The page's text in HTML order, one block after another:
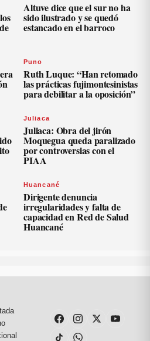
Altuve dice que el sur no ha
sido ilustrado y se quedó
estancado en el barroco
Puno
Ruth Luque: “Han retomado
las prácticas fujimontesinistas
para debilitar a la oposición”
Juliaca
Juliaca: Obra del jirón
Moquegua queda paralizado
por controversias con el
PIAA
Huancané
Dirigente denuncia
irregularidades y falta de
capacidad en Red de Salud
Huancané